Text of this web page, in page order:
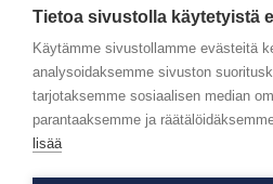
Tietoa sivustolla käytetyistä
Käytämme sivustollamme evästeitä
analysoidaksemme sivuston
tarjotaksemme sosiaalisen median
parantaaksemme ja
lisää